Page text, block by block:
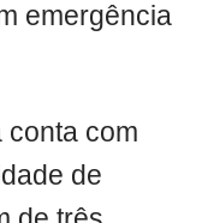
emergência
conta com
de